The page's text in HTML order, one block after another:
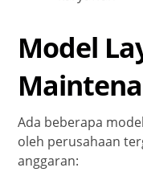
Model
Ada beberapa
oleh perusahaan
anggaran: